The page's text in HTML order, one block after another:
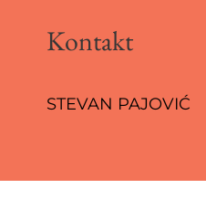
Kontakt
STEVAN PAJOVIĆ